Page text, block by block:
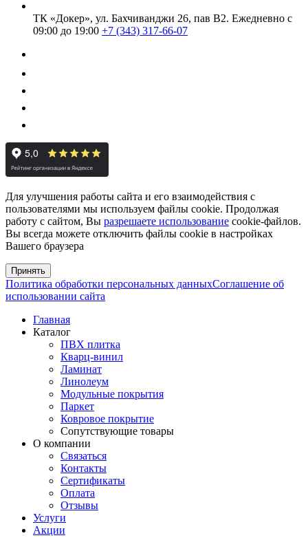
ТК «Докер», ул. Бахчиванджи 26, пав В2. Ежедневно с
09:00 до 19:00 +7 (343) 317-66-07
Для улучшения работы сайта и его взаимодействия с
пользователями мы используем файлы cookie. Продолжая
работу с сайтом, Вы разрешаете использование cookie-файлов.
Вы всегда можете отключить файлы cookie в настройках
Вашего браузера
Принять
Политика обработки персональных данныхСоглашение об
использовании сайта
Главная
Каталог
ПВХ плитка
Кварц-винил
Ламинат
Линолеум
Модульные покрытия
Паркет
Ковровое покрытие
Сопутствующие товары
О компании
Связаться
Контакты
Сертификаты
Оплата
Отзывы
Услуги
Акции